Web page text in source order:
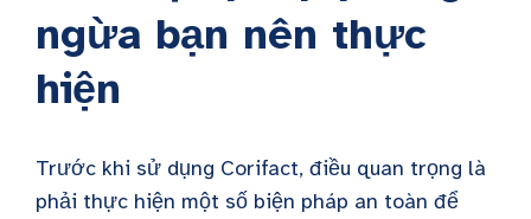
ngừa bạn nên thực
hiện
Trước khi sử dụng Corifact, điều quan trọng là
phải thực hiện một số biện pháp an toàn để